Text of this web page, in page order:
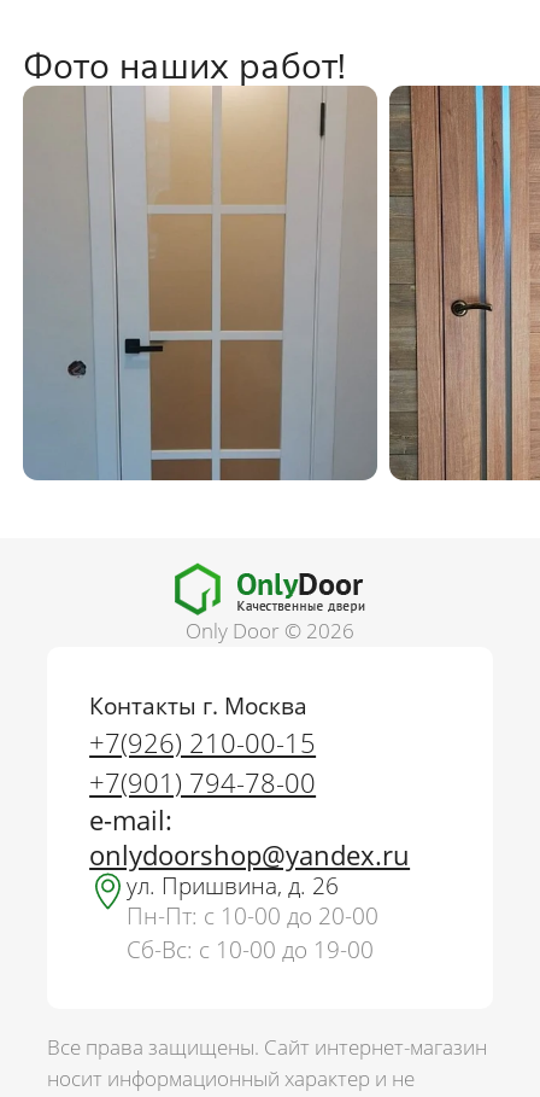
Фото наших работ!
Only Door © 2026
Контакты г. Москва
+7(926) 210-00-15
+7(901) 794-78-00
e-mail:
onlydoorshop@yandex.ru
ул. Пришвина, д. 26
Пн-Пт: с 10-00 до 20-00
Сб-Вс: с 10-00 до 19-00
Все права защищены. Сайт интернет-магазин
носит информационный характер и не